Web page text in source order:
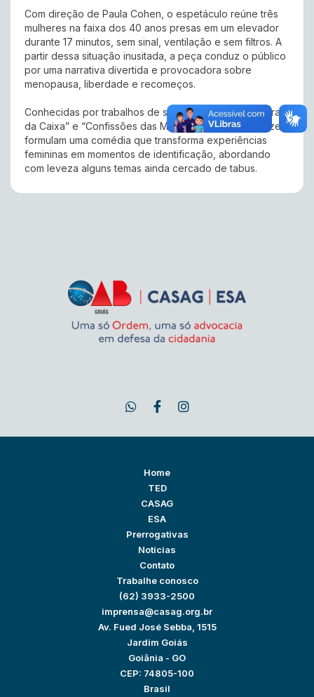
Com direção de Paula Cohen, o espetáculo reúne três
mulheres na faixa dos 40 anos presas em um elevador
durante 17 minutos, sem sinal, ventilação e sem filtros. A
partir dessa situação inusitada, a peça conduz o público
por uma narrativa divertida e provocadora sobre
menopausa, liberdade e recomeços.
Conhecidas por trabalhos de sucesso como “Mãe Fora
da Caixa” e “Confissões das Mulheres de 30”, as atrizes
formulam uma comédia que transforma experiências
femininas em momentos de identificação, abordando
com leveza alguns temas ainda cercado de tabus.
Home
TED
CASAG
ESA
Prerrogativas
Notícias
Contato
Trabalhe conosco
(62) 3933-2500
imprensa@casag.org.br
Av. Fued José Sebba, 1515
Jardim Goiás
Goiânia - GO
CEP: 74805-100
Brasil